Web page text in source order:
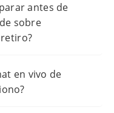
antes de
sobre
en vivo de